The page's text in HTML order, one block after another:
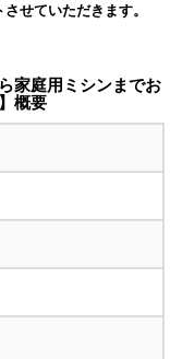
せていただきます。
家庭用ミシンまでお
概要